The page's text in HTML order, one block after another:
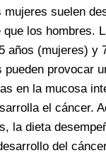
mujeres suelen
los hombres.
años (mujeres) y
provocar
en la mucosa
el cáncer.
la dieta
del